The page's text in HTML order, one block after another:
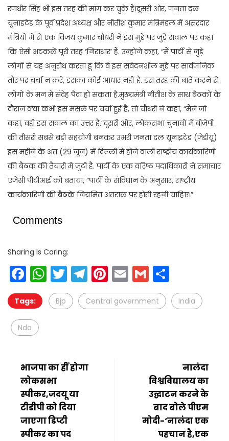
रणधीर सिंह भी इस तरह की मांग कर चुके हैं।दूसरी ओर, जनता दल
यूनाइटेड के पूर्व प्रदेश अध्यक्ष और नीतीश कुमार मंत्रिमंडल में असरदार
मंत्रियों में से एक विजय कुमार चौधरी ने इस मुद्दे पर जुड़े सवाल पर कहा
कि ऐसी अटकलें पूरी तरह ‘निराधार’ हैं. उन्होंने कहा, “मैं पार्टी से जुड़े
लोगों से यह अनुरोध करता हूं कि वे इस संवेदनशील मुद्दे पर सार्वजनिक
तौर पर चर्चा न करें, इसका कोई आधार नहीं है. इस तरह की बातें करने से
लोगों के मन में संदेह पैदा हो सकता है.मुख्यमंत्री नीतीश के साथ बैठकों के
दौरान क्या कभी इस मसले पर चर्चा हुई है, तो चौधरी ने कहा, “मैंने जो
कहा, वही इस सवाल का उत्तर है.”दूसरी ओर, लोकसभा चुनावों में बीजेपी
की तीसरी सबसे बड़ी सहयोगी बनकर उभरी जनता दल यूनाइटेड (जेडीयू)
इस महीने के अंत (29 जून) में दिल्ली में होने वाली राष्ट्रीय कार्यकारिणी
की बैठक की तैयारी में जुटी है. पार्टी के एक वरिष्ठ पदाधिकारी ने समाचार
एजेंसी पीटीआई को बताया, “पार्टी के संविधान के अनुसार, राष्ट्रीय
कार्यकारिणी की बैठकें नियमित अंतराल पर होती रहनी चाहिए।”
Comments
Sharing Is Caring:
Facebook
WhatsApp
Twitter
Telegram
Pinterest
EmailGmail
Tags: Bjp Central government India
Nda
भाजपा का हीं होगा
लोकसभा
स्पीकर,जदयू या
टीडीपी को दिया
जाएगा डिप्टी
स्पीकर का पद
नालंदा
विश्वविद्यालय का
उद्घाटन करने के
बाद बोले पीएम
मोदी-‘नालंदा एक
पहचान है,एक